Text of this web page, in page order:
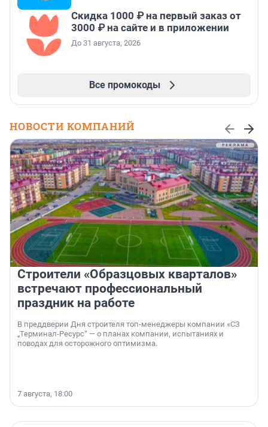
Скидка 1000 ₽ на первый заказ от
3000 ₽ на сайте и в приложении
До 31 августа, 2026
Все промокоды
НОВОСТИ КОМПАНИЙ
Строители «Образцовых кварталов»
встречают профессиональный
праздник на работе
В преддверии Дня строителя топ-менеджеры компании «СЗ
„Терминал-Ресурс“ — о планах компании, испытаниях и
поводах для осторожного оптимизма.
7 августа, 18:00